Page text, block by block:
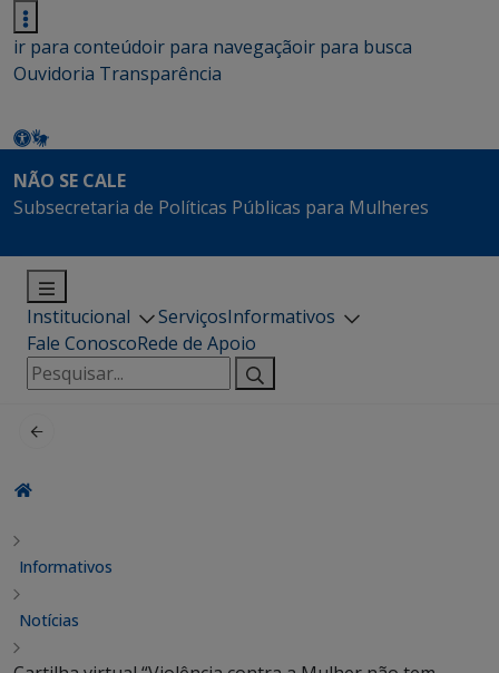
ir para conteúdoir para navegaçãoir para busca
Ouvidoria Transparência
NÃO SE CALE
Subsecretaria de Políticas Públicas para Mulheres
Institucional ServiçosInformativos
Fale ConoscoRede de Apoio
Pesquisar
por:
Informativos
Notícias